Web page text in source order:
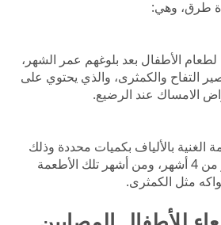
طرق، وهي:
الأطفال بعد بلوغهم عمر الشهر،
التفاح والكمثرى، والذي يحتوي على
الامساك عند الرضيع.
بالألياف بكميات محددة وذلك
للأطفال الذين بلغوا أكثر من 4 أشهر، ومن أشهر تلك الأطعمة
مثل الكمثرى.